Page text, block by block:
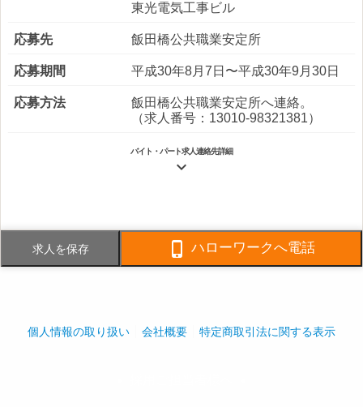
東光電気工事ビル
応募先 飯田橋公共職業安定所
応募期間 平成30年8月7日〜平成30年9月30日
応募方法
飯田橋公共職業安定所へ連絡。
（求人番号：13010-98321381）
バイト・パート求人連絡先詳細

事業内容
各種技術サービス（ビル設備管理、
ごみ焼却施設および上下水処理施設
求人を保存  ハローワークへ電話
個人情報の取り扱い 会社概要 特定商取引法に関する表示